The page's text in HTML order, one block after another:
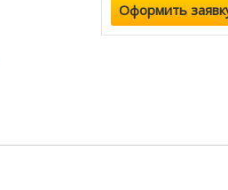
Оформить